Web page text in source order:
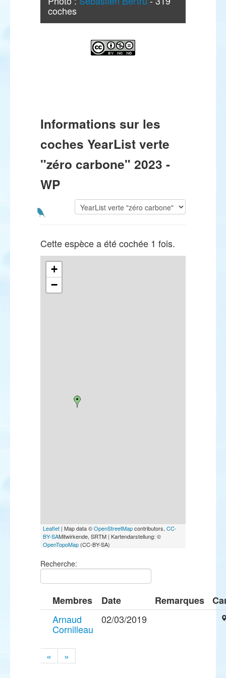
coches
Informations sur les
coches YearList verte
"zéro carbone" 2023 -
WP
Cette espèce a été cochée 1 fois.
+
−
Leaflet | Map data ©OpenStreetMapcontributors, CC-
BY-SAMitwirkende, SRTM | Kartendarstellung: ©
OpenTopoMap (CC-BY-SA)
Recherche:
Membres Date Remarques
Arnaud
Cornilleau
02/03/2019
« »